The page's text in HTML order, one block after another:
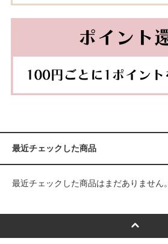
最近チェックした商品
最近チェックした商品はまだありません。